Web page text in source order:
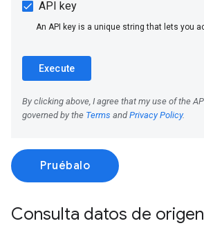
Pruébalo
Consulta datos de origen